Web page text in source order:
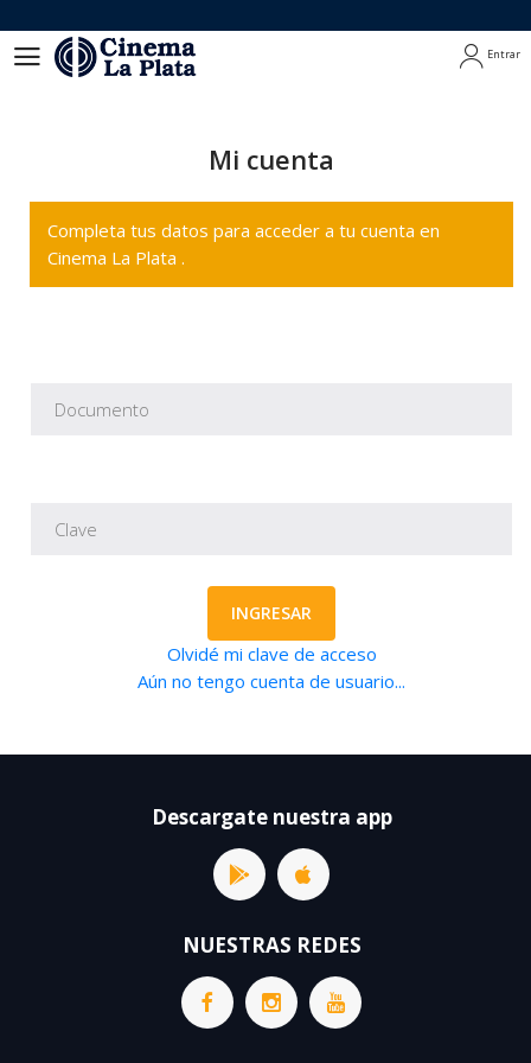
Entrar
Mi cuenta
Completa tus datos para acceder a tu cuenta en
Cinema La Plata .
INGRESAR
Olvidé mi clave de acceso
Aún no tengo cuenta de usuario...
Descargate nuestra app
NUESTRAS REDES